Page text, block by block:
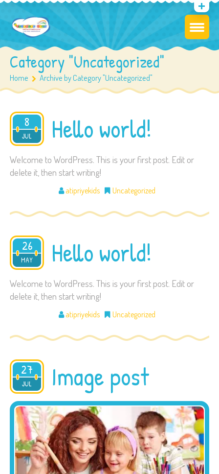
Category "Uncategorized"
Home Archive by Category "Uncategorized"
8
JUL
2025 Hello world!
Welcome to WordPress. This is your first post. Edit or
delete it, then start writing!
atipriyekids Uncategorized
26
MAY
2021 Hello world!
Welcome to WordPress. This is your first post. Edit or
delete it, then start writing!
atipriyekids Uncategorized
27
JUL
2015 Image post